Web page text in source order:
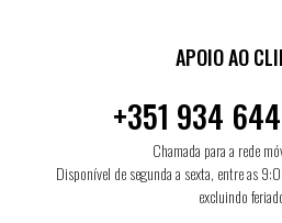
APOIO AO
+351 934
Chamada para a rede
Disponível de segunda a sexta, entre as
excluindo